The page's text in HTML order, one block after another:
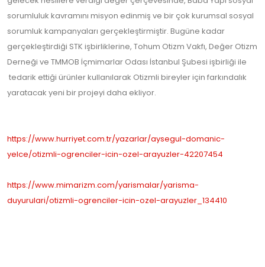
sorumluluk kavramını misyon edinmiş ve bir çok kurumsal sosyal
sorumluk kampanyaları gerçekleştirmiştir. Bugüne kadar
gerçekleştirdiği STK işbirliklerine, Tohum Otizm Vakfı, Değer Otizm
Derneği ve TMMOB İçmimarlar Odası İstanbul Şubesi işbirliği ile
tedarik ettiği ürünler kullanılarak Otizmli bireyler için farkındalık
yaratacak yeni bir projeyi daha ekliyor.
https://www.hurriyet.com.tr/yazarlar/aysegul-domanic-
yelce/otizmli-ogrenciler-icin-ozel-arayuzler-42207454
https://www.mimarizm.com/yarismalar/yarisma-
duyurulari/otizmli-ogrenciler-icin-ozel-arayuzler_134410